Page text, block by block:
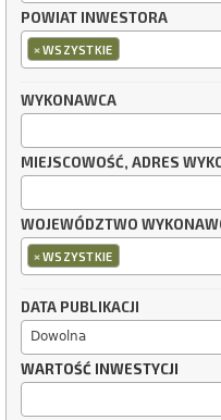
POWIAT INWESTORA
×WSZYSTKIE
WYKONAWCA
MIEJSCOWOŚĆ, ADRES
WOJEWÓDZTWO
×WSZYSTKIE
DATA PUBLIKACJI
Dowolna
WARTOŚĆ INWESTYCJI